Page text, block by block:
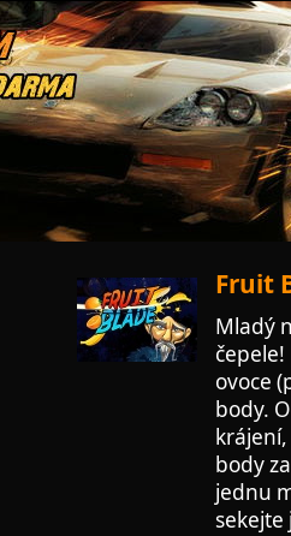
Fruit
Mladý
ovoce
body.
body
jednu
sekejte